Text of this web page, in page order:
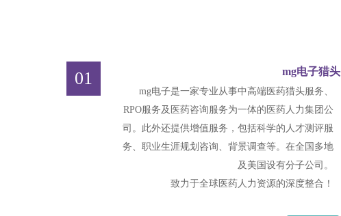
01 mg电子猎头
mg电子是一家专业从事中高端医药猎头服务、
RPO服务及医药咨询服务为一体的医药人力集团公
司。此外还提供增值服务，包括科学的人才测评服
务、职业生涯规划咨询、背景调查等。在全国多地
及美国设有分子公司。
致力于全球医药人力资源的深度整合！